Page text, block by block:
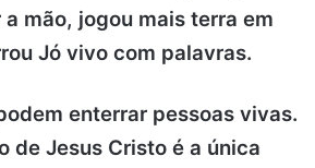
mão, jogou mais terra em
Jó vivo com palavras.
enterrar pessoas vivas.
de Jesus Cristo é a única